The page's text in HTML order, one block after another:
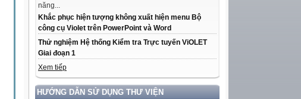
năng...
Khắc phục hiện tượng không xuất hiện menu Bộ
công cụ Violet trên PowerPoint và Word
Thử nghiệm Hệ thống Kiểm tra Trực tuyến ViOLET
Giai đoạn 1
Xem tiếp
HƯỚNG DẪN SỬ DỤNG THƯ VIỆN